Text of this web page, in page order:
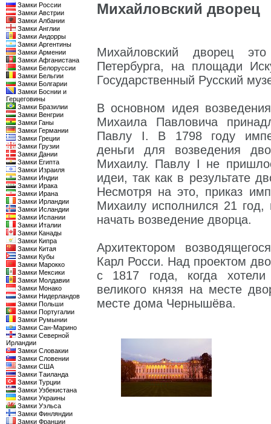
Замки России
Замки Австрии
Замки Албании
Замки Англии
Замки Андорры
Замки Аргентины
Замки Армении
Замки Афганистана
Замки Белоруссии
Замки Бельгии
Замки Болгарии
Замки Боснии и
Герцеговины
Замки Бразилии
Замки Венгрии
Замки Ганы
Замки Германии
Замки Греции
Замки Грузии
Замки Дании
Замки Египта
Замки Израиля
Замки Индии
Замки Ирака
Замки Ирана
Замки Ирландии
Замки Исландии
Замки Испании
Замки Италии
Замки Канады
Замки Кипра
Замки Китая
Замки Кубы
Замки Марокко
Замки Мексики
Замки Молдавии
Замки Монако
Замки Нидерландов
Замки Польши
Замки Португалии
Замки Румынии
Замки Сан-Марино
Замки Северной
Ирландии
Замки Словакии
Замки Словении
Замки США
Замки Таиланда
Замки Турции
Замки Узбекистана
Замки Украины
Замки Уэльса
Замки Финляндии
Замки Франции
Михайловский дворец
Михайловский дворец
Петербурга, на площади
Государственный Русский
В основном идея
Михаила Павловича
Павлу I. В 1798 году
деньги для возведения
Михаилу. Павлу I не
идеи, так как в результате
Несмотря на это, приказ
Михаилу исполнился 21
начать возведение дворца.
Архитектором
Карл Росси. Над проектом
с 1817 года, когда
великого князя на месте
месте дома Чернышёва.